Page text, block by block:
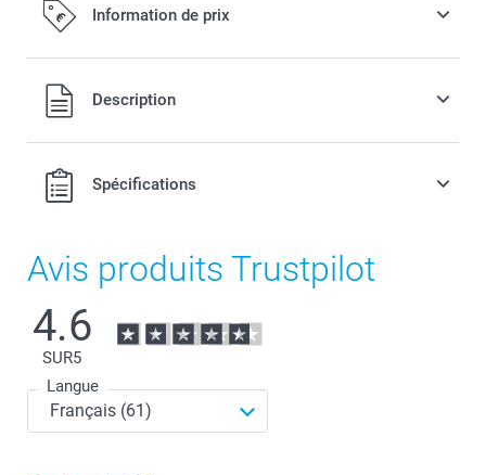
Information de prix
Tous les prix sont en EURO (€), TVA incluse et hors frais de
port.
Description
Spécifications
Avis produits Trustpilot
4.6
SUR5
Langue